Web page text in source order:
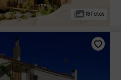
18 Fotos